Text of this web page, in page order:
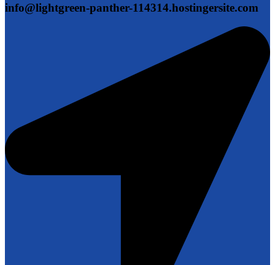
info@lightgreen-panther-114314.hostingersite.com